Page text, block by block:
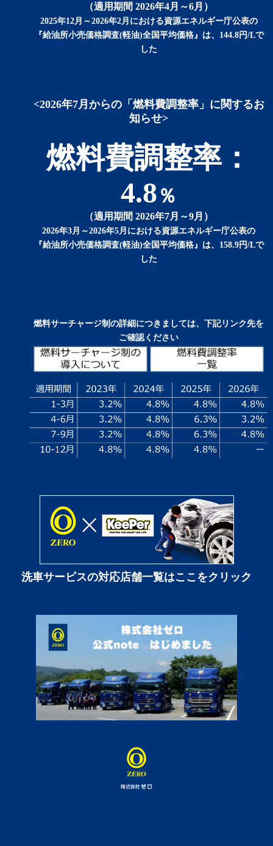
（適用期間 2026年4月～6月）
2025年12月～2026年2月における資源エネルギー庁公表の
『給油所小売価格調査(軽油)全国平均価格』は、144.8円/Lで
した
<2026年7月からの「燃料費調整率」に関するお
知らせ>
燃料費調整率：
4.8％
（適用期間 2026年7月～9月）
2026年3月～2026年5月における資源エネルギー庁公表の
『給油所小売価格調査(軽油)全国平均価格』は、158.9円/Lで
した
燃料サーチャージ制の詳細につきましては、下記リンク先を
ご確認ください
洗車サービスの対応店舗一覧はここをクリック